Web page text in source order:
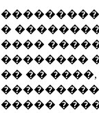
�
����
��������
�� �� ����,
�����